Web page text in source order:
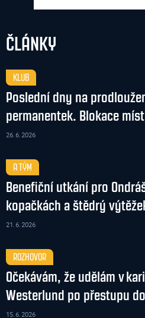
ČLÁNKY
KLUB
Poslední dny na
permanentek. Blokace
26. 6. 2026
A TÝM
Benefiční utkání pro
kopačkách a štědrý
21. 6. 2026
ROZHOVOR
Očekávám, že udělám v
Westerlund po přestupu
15. 6. 2026